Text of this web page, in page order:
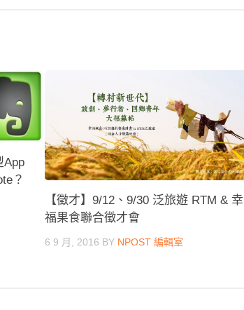
App
？
【徵才】9/12、9/30 泛旅遊 RTM & 幸
福果食聯合徵才會
6 9 月, 2016 BY NPOST 編輯室